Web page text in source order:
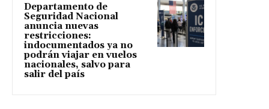
Departamento de
Seguridad Nacional
anuncia nuevas
restricciones:
indocumentados ya no
podrán viajar en vuelos
nacionales, salvo para
salir del país